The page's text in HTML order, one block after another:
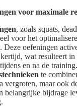
voor maximale
, zoals squats,
voor het
Deze oefeningen
wat resulteert in
en na de
te
vergroten, maar ook
belangrijke bijdrage